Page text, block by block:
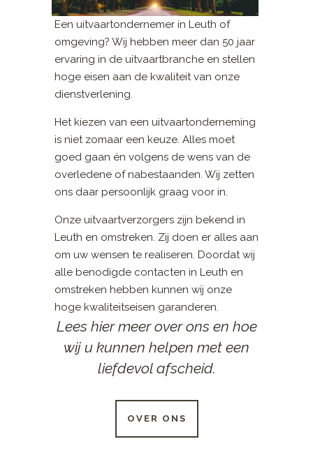
Een uitvaartondernemer in Leuth of
omgeving? Wij hebben meer dan 50 jaar
ervaring in de uitvaartbranche en stellen
hoge eisen aan de kwaliteit van onze
dienstverlening.
Het kiezen van een uitvaartonderneming
is niet zomaar een keuze. Alles moet
goed gaan én volgens de wens van de
overledene of nabestaanden. Wij zetten
ons daar persoonlijk graag voor in.
Onze uitvaartverzorgers zijn bekend in
Leuth en omstreken. Zij doen er alles aan
om uw wensen te realiseren. Doordat wij
alle benodigde contacten in Leuth en
omstreken hebben kunnen wij onze
hoge kwaliteitseisen garanderen.
Lees hier meer over ons en hoe
wij u kunnen helpen met een
liefdevol afscheid.
OVER ONS